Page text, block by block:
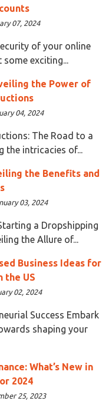
07, 2024
of your online
some exciting...
the Power of
04, 2024
The Road to a
the intricacies of...
the Benefits and
03, 2024
a Dropshipping
the Allure of...
Business Ideas for
the US
02, 2024
Success Embark
shaping your
What’s New in
2024
25, 2023